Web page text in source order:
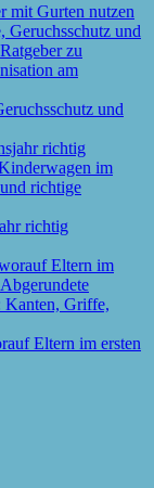
mit Gurten nutzen
und
richtig
Eltern im ersten